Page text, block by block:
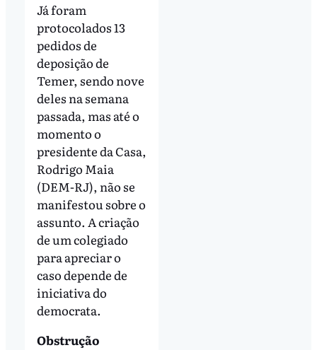
Jáforam
protocolados 13
pedidos de
deposição de
Temer, sendo nove
deles na semana
passada, mas até o
momento o
presidente da Casa,
Rodrigo Maia
(DEM-RJ), não se
manifestou sobre o
assunto. A criação
de um colegiado
para apreciar o
caso depende de
iniciativa do
democrata.
Obstrução